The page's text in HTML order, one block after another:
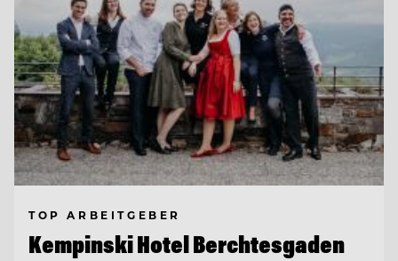
TOP ARBEITGEBER
Kempinski Hotel Berchtesgaden